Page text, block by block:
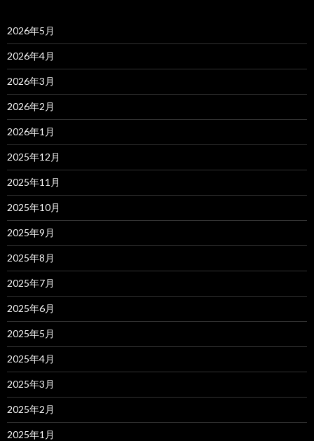
2026年5月
2026年4月
2026年3月
2026年2月
2026年1月
2025年12月
2025年11月
2025年10月
2025年9月
2025年8月
2025年7月
2025年6月
2025年5月
2025年4月
2025年3月
2025年2月
2025年1月